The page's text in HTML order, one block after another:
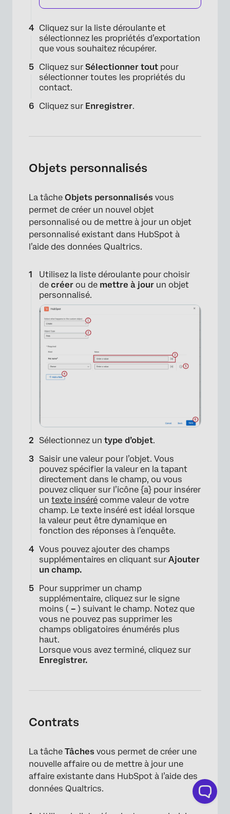
×
Cliquez sur la liste déroulante et
sélectionnez les propriétés d’exportation
que vous souhaitez récupérer.
Cliquez sur Sélectionner tout pour
sélectionner toutes les propriétés du
contact.
Cliquez sur Enregistrer.
Objets personnalisés
La tâche Objets personnalisés vous
permet de créer un nouvel objet
personnalisé ou de mettre à jour un objet
personnalisé existant dans HubSpot à
l’aide des données Qualtrics.
Utilisez la liste déroulante pour choisir
de créer ou de mettre à jour un objet
personnalisé.
×
Sélectionnez un type d’objet.
Saisir une valeur pour l’objet. Vous
pouvez spécifier la valeur en la tapant
directement dans le champ, ou vous
pouvez cliquer sur l’icône {a} pour insérer
un texte inséré comme valeur de votre
champ. Le texte inséré est idéal lorsque
la valeur peut être dynamique en
fonction des réponses à l’enquête.
Vous pouvez ajouter des champs
supplémentaires en cliquant sur Ajouter
un champ.
Pour supprimer un champ
supplémentaire, cliquez sur le signe
moins ( – ) suivant le champ. Notez que
vous ne pouvez pas supprimer les
champs obligatoires énumérés plus
haut.
Lorsque vous avez terminé, cliquez sur
Enregistrer.
Contrats
La tâche Tâches vous permet de créer une
nouvelle affaire ou de mettre à jour une
affaire existante dans HubSpot à l’aide des
données Qualtrics.